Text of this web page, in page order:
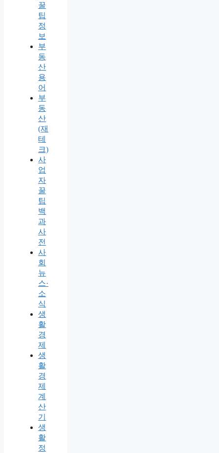
꿀
팁
정
보
부
동
산
용
어
부
동
산
(재
테
크)
사
업
자
꿀
팁
백
과
사
전
사
회
뉴
스·
소
식
생
활
경
제
생
활
경
제
계
산
기
생
활
정